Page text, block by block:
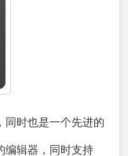
同时也是一个先进的
编辑器，同时支持